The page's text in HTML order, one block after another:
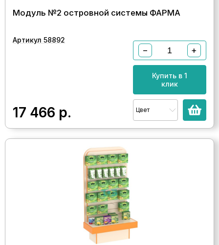
Модуль №2 островной системы ФАРМА
Артикул 58892
17 466 р.
− +
Купить в 1
клик
Цвет